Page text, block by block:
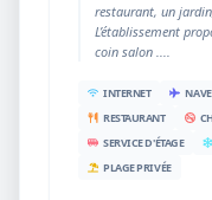
restaurant, un
L’établissement
coin salon ....
INTERNET
RESTAURANT
SERVICE D'ÉTAGE
PLAGE PRIVÉE